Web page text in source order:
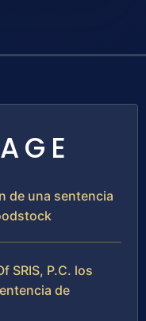
de una sentencia
SRIS, P.C. los
de